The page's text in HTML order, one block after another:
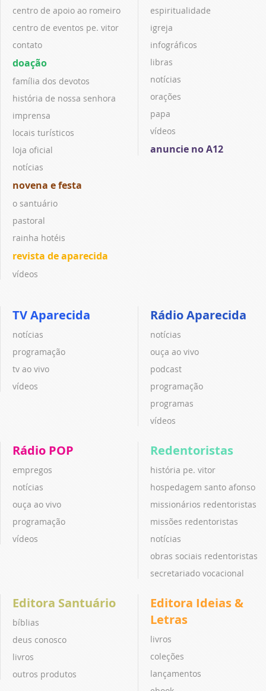
centro de apoio ao romeiro
centro de eventos pe. vitor
contato
doação
família dos devotos
história de nossa senhora
imprensa
locais turísticos
loja oficial
notícias
novena e festa
o santuário
pastoral
rainha hotéis
revista de aparecida
vídeos
espiritualidade
igreja
infográficos
libras
notícias
orações
papa
vídeos
anuncie no A12
TV Aparecida
notícias
programação
tv ao vivo
vídeos
Rádio Aparecida
notícias
ouça ao vivo
podcast
programação
programas
vídeos
Rádio POP
empregos
notícias
ouça ao vivo
programação
vídeos
Redentoristas
história pe. vitor
hospedagem santo afonso
missionários redentoristas
missões redentoristas
notícias
obras sociais redentoristas
secretariado vocacional
Editora Santuário
bíblias
deus conosco
livros
outros produtos
Editora Ideias &
Letras
livros
coleções
lançamentos